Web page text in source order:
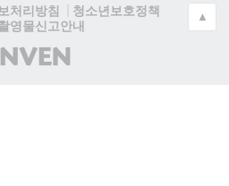
처리방침
청소년보호정책
영물신고안내
(주)
인
▲